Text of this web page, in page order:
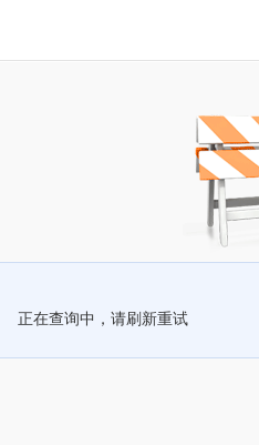
正在查询中，请刷新重试